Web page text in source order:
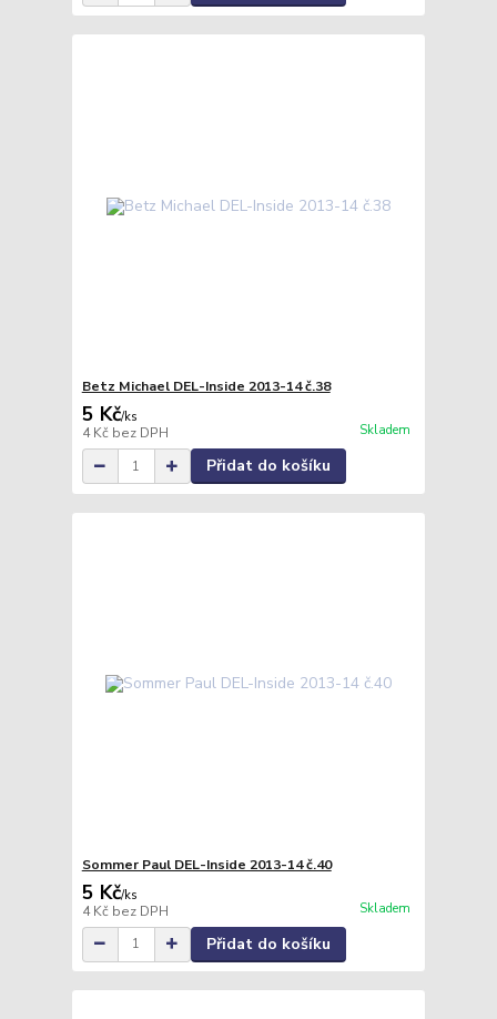
Betz Michael DEL-Inside 2013-14 č.38
5 Kč/ks
4 Kč bez DPH Skladem
Přidat do košíku
Sommer Paul DEL-Inside 2013-14 č.40
5 Kč/ks
4 Kč bez DPH Skladem
Přidat do košíku